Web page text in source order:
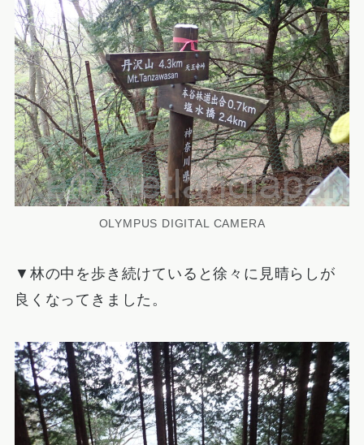
OLYMPUS DIGITAL CAMERA
▼林の中を歩き続けていると徐々に見晴らしが
良くなってきました。